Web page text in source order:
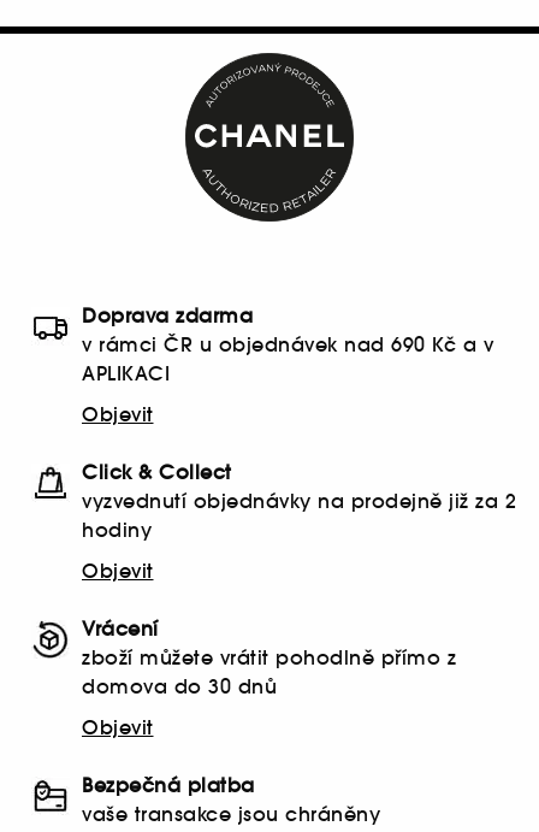
Doprava zdarma
v rámci ČR u objednávek nad 690 Kč a v
APLIKACI
Objevit
Click & Collect
vyzvednutí objednávky na prodejně již za 2
hodiny
Objevit
Vrácení
zboží můžete vrátit pohodlně přímo z
domova do 30 dnů
Objevit
Bezpečná platba
vaše transakce jsou chráněny